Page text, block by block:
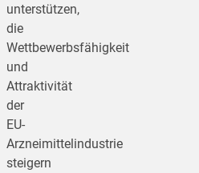
unterstützen,
die
Wettbewerbsfähigkeit
und
Attraktivität
der
EU-
Arzneimittelindustrie
steigern